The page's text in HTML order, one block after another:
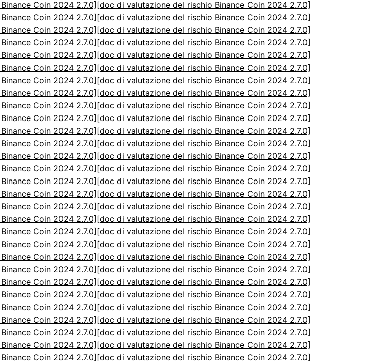
Coin 2024 2.7.0] [doc di valutazione del rischio Binance Coin 2024 2.7.0]
Coin 2024 2.7.0] [doc di valutazione del rischio Binance Coin 2024 2.7.0]
Coin 2024 2.7.0] [doc di valutazione del rischio Binance Coin 2024 2.7.0]
Coin 2024 2.7.0] [doc di valutazione del rischio Binance Coin 2024 2.7.0]
Coin 2024 2.7.0] [doc di valutazione del rischio Binance Coin 2024 2.7.0]
Coin 2024 2.7.0] [doc di valutazione del rischio Binance Coin 2024 2.7.0]
Coin 2024 2.7.0] [doc di valutazione del rischio Binance Coin 2024 2.7.0]
Coin 2024 2.7.0] [doc di valutazione del rischio Binance Coin 2024 2.7.0]
Coin 2024 2.7.0] [doc di valutazione del rischio Binance Coin 2024 2.7.0]
Coin 2024 2.7.0] [doc di valutazione del rischio Binance Coin 2024 2.7.0]
Coin 2024 2.7.0] [doc di valutazione del rischio Binance Coin 2024 2.7.0]
Coin 2024 2.7.0] [doc di valutazione del rischio Binance Coin 2024 2.7.0]
Coin 2024 2.7.0] [doc di valutazione del rischio Binance Coin 2024 2.7.0]
Coin 2024 2.7.0] [doc di valutazione del rischio Binance Coin 2024 2.7.0]
Coin 2024 2.7.0] [doc di valutazione del rischio Binance Coin 2024 2.7.0]
Coin 2024 2.7.0] [doc di valutazione del rischio Binance Coin 2024 2.7.0]
Coin 2024 2.7.0] [doc di valutazione del rischio Binance Coin 2024 2.7.0]
Coin 2024 2.7.0] [doc di valutazione del rischio Binance Coin 2024 2.7.0]
Coin 2024 2.7.0] [doc di valutazione del rischio Binance Coin 2024 2.7.0]
Coin 2024 2.7.0] [doc di valutazione del rischio Binance Coin 2024 2.7.0]
Coin 2024 2.7.0] [doc di valutazione del rischio Binance Coin 2024 2.7.0]
Coin 2024 2.7.0] [doc di valutazione del rischio Binance Coin 2024 2.7.0]
Coin 2024 2.7.0] [doc di valutazione del rischio Binance Coin 2024 2.7.0]
Coin 2024 2.7.0] [doc di valutazione del rischio Binance Coin 2024 2.7.0]
Coin 2024 2.7.0] [doc di valutazione del rischio Binance Coin 2024 2.7.0]
Coin 2024 2.7.0] [doc di valutazione del rischio Binance Coin 2024 2.7.0]
Coin 2024 2.7.0] [doc di valutazione del rischio Binance Coin 2024 2.7.0]
Coin 2024 2.7.0] [doc di valutazione del rischio Binance Coin 2024 2.7.0]
Coin 2024 2.7.0] [doc di valutazione del rischio Binance Coin 2024 2.7.0]